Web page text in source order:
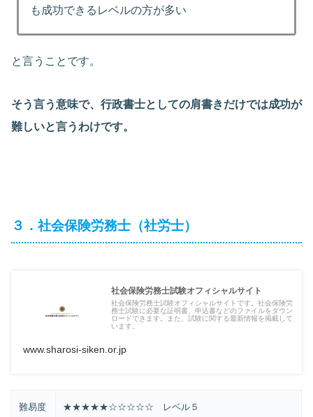
も成功できるレベルの方が多い
と言うことです。
そう言う意味で、行政書士としての肩書きだけでは成功が
難しいと言うわけです。
３．社会保険労務士（社労士）
社会保険労務士試験オフィシャルサイト
社会保険労務士試験オフィシャルサイトです。社会保険労
務士試験に必要な証明書、申込書などのファイルをダウン
ロードできます。また、試験に関する最新情報を掲載して
います。
www.sharosi-siken.or.jp
難易度 ★★★★★☆☆☆☆☆ レベル５